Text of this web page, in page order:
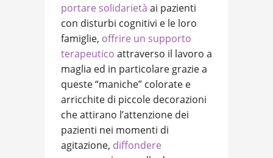
portare solidarietà ai pazienti
con disturbi cognitivi e le loro
famiglie, offrire un supporto
terapeutico attraverso il lavoro a
maglia ed in particolare grazie a
queste “maniche” colorate e
arricchite di piccole decorazioni
che attirano l’attenzione dei
pazienti nei momenti di
agitazione, diffondere